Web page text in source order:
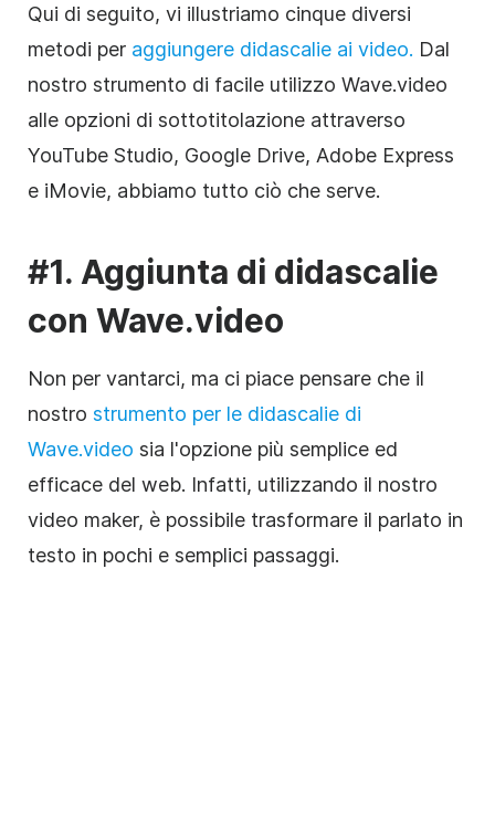
Qui di seguito, vi illustriamo cinque diversi
metodi per aggiungere didascalie ai video. Dal
nostro strumento di facile utilizzo Wave.video
alle opzioni di sottotitolazione attraverso
YouTube Studio, Google Drive, Adobe Express
e iMovie, abbiamo tutto ciò che serve.
#1. Aggiunta di didascalie
con Wave.video
Non per vantarci, ma ci piace pensare che il
nostro strumento per le didascalie di
Wave.video sia l'opzione più semplice ed
efficace del web. Infatti, utilizzando il nostro
video maker, è possibile trasformare il parlato in
testo in pochi e semplici passaggi.